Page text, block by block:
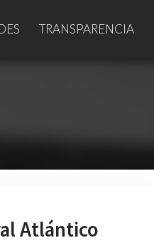
TRANSPARENCIA
Atlántico